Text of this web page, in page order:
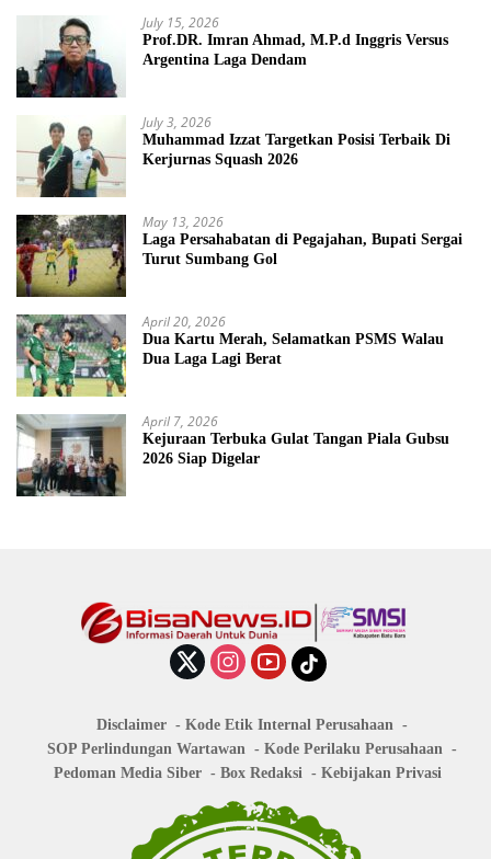
July 15, 2026
Prof.DR. Imran Ahmad, M.P.d Inggris Versus
Argentina Laga Dendam
July 3, 2026
Muhammad Izzat Targetkan Posisi Terbaik Di
Kerjurnas Squash 2026
May 13, 2026
Laga Persahabatan di Pegajahan, Bupati Sergai
Turut Sumbang Gol
April 20, 2026
Dua Kartu Merah, Selamatkan PSMS Walau
Dua Laga Lagi Berat
April 7, 2026
Kejuraan Terbuka Gulat Tangan Piala Gubsu
2026 Siap Digelar
Disclaimer
Kode Etik Internal Perusahaan
SOP Perlindungan Wartawan
Kode Perilaku Perusahaan
Pedoman Media Siber
Box Redaksi Kebijakan Privasi